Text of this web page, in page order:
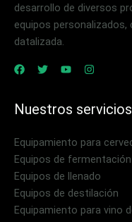
desarrollo de diversos
equipos
datalizada.
Nuestros servicios
Equipamiento para
Equipos de fermentación
Equipos de llenado
Equipos de destilación
Equipamiento para vino